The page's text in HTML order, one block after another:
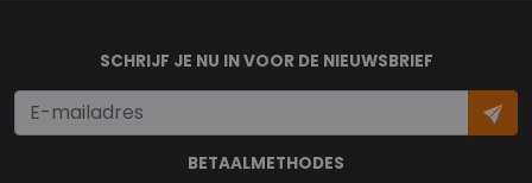
BETAALMETHODES
SCHRIJF JE NU IN VOOR DE NIEUWSBRIEF